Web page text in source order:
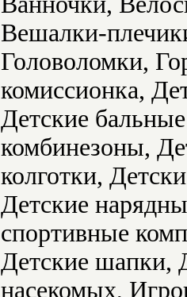
Вешалки-
Головоломки,
комиссионка,
Детские
комбинезоны,
колготки,
Детские
спортивные
Детские шапки,
насекомых,